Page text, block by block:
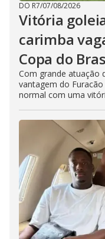
DO R7/07/08/2026
Vitória
carimba
Copa do
Com grande atuação
vantagem do
normal com uma